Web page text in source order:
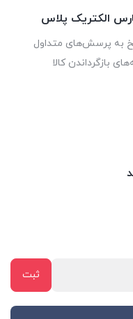
الکتریک پلاس
به پرسش‌های متداول
بازگرداندن کالا